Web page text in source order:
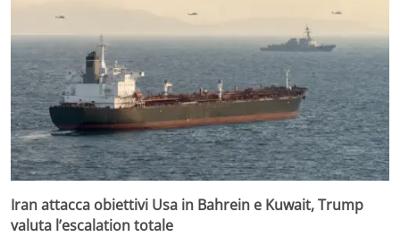
Iran attacca obiettivi Usa in Bahrein e Kuwait, Trump
valuta l’escalation totale